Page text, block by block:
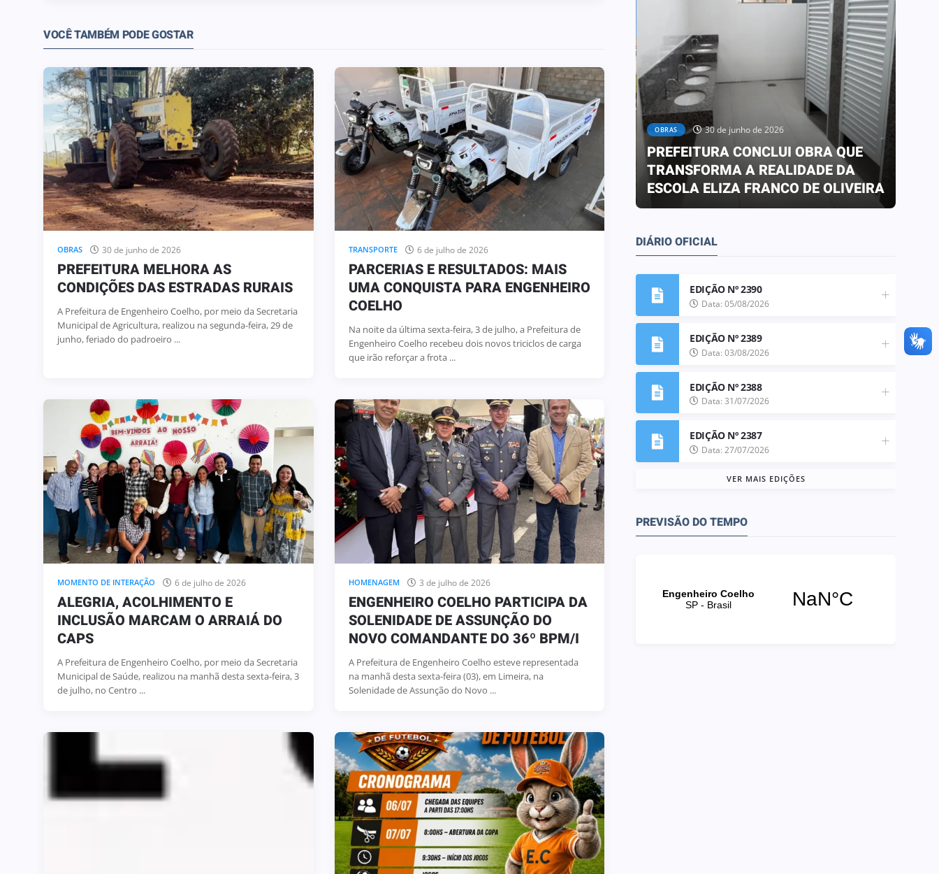
VOCÊ TAMBÉM PODE GOSTAR
OBRAS 30 de junho de 2026
PREFEITURA MELHORA AS
CONDIÇÕES DAS ESTRADAS RURAIS
A Prefeitura de Engenheiro Coelho, por meio da Secretaria
Municipal de Agricultura, realizou na segunda-feira, 29 de
junho, feriado do padroeiro ...
TRANSPORTE 6 de julho de 2026
PARCERIAS E RESULTADOS: MAIS
UMA CONQUISTA PARA ENGENHEIRO
COELHO
Na noite da última sexta-feira, 3 de julho, a Prefeitura de
Engenheiro Coelho recebeu dois novos triciclos de carga
que irão reforçar a frota ...
MOMENTO DE INTERAÇÃO 6 de julho de 2026
ALEGRIA, ACOLHIMENTO E
INCLUSÃO MARCAM O ARRAIÁ DO
CAPS
A Prefeitura de Engenheiro Coelho, por meio da Secretaria
Municipal de Saúde, realizou na manhã desta sexta-feira, 3
de julho, no Centro ...
HOMENAGEM 3 de julho de 2026
ENGENHEIRO COELHO PARTICIPA DA
SOLENIDADE DE ASSUNÇÃO DO
NOVO COMANDANTE DO 36º BPM/I
A Prefeitura de Engenheiro Coelho esteve representada
na manhã desta sexta-feira (03), em Limeira, na
Solenidade de Assunção do Novo ...
HOMENAGEM 3 de julho de 2026
ENGENHEIRO COELHO PARTICIPA
DA SOLENIDADE DE ASSUNÇÃO DO
NOVO COMANDANTE DO 36º BPM/I
INFRAESTRUTURA 2 de julho de 2026
ENGENHEIRO COELHO RECEBE
MOTONIVELADORA 0 KM PARA
FORTALECER A INFRAESTRUTURA
DA ÁREA RURAL
OBRAS 30 de junho de 2026
PREFEITURA CONCLUI OBRA QUE
TRANSFORMA A REALIDADE DA
ESCOLA ELIZA FRANCO DE OLIVEIRA
DIÁRIO OFICIAL
EDIÇÃO Nº 2390
Data: 05/08/2026
EDIÇÃO Nº 2389
Data: 03/08/2026
EDIÇÃO Nº 2388
Data: 31/07/2026
EDIÇÃO Nº 2387
Data: 27/07/2026
VER MAIS EDIÇÕES
PREVISÃO DO TEMPO